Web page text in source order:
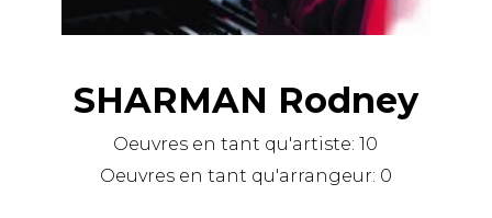
SHARMAN Rodney
Oeuvres en tant qu'artiste:10
Oeuvres en tant qu'arrangeur: 0